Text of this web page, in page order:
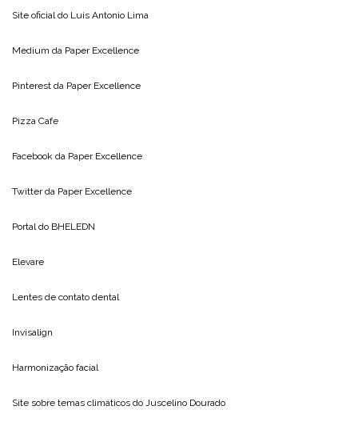
Site oficial do Luis Antonio Lima
Medium da Paper Excellence
Pinterest da Paper Excellence
Pizza Cafe
Facebook da Paper Excellence
Twitter da Paper Excellence
Portal do BHELEDN
Elevare
Lentes de contato dental
Invisalign
Harmonização facial
Site sobre temas climáticos do Juscelino Dourado